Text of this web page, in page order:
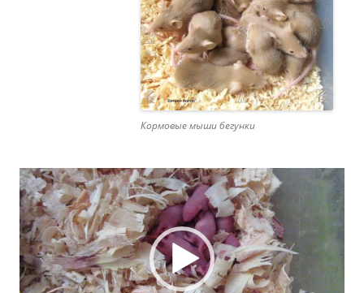
Кормовые мыши бегунки